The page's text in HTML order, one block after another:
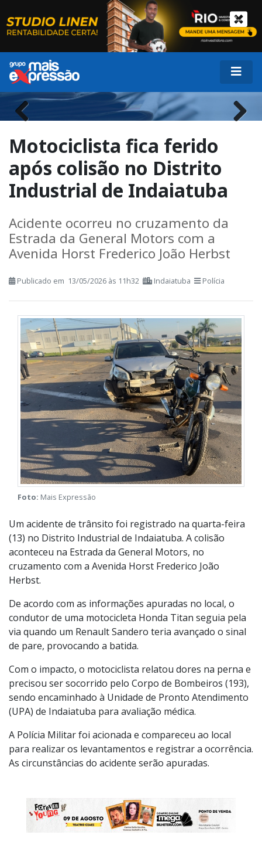
Previous
Motociclista fica ferido
após colisão no Distrito
Industrial de Indaiatuba
Acidente ocorreu no cruzamento da
Estrada da General Motors com a
Avenida Horst Frederico João Herbst
Publicado em 13/05/2026 às 11h32 Indaiatuba Polícia
Foto: Mais Expressão
Um acidente de trânsito foi registrado na quarta-feira
(13) no Distrito Industrial de Indaiatuba. A colisão
aconteceu na Estrada da General Motors, no
cruzamento com a Avenida Horst Frederico João
Herbst.
De acordo com as informações apuradas no local, o
condutor de uma motocicleta Honda Titan seguia pela
via quando um Renault Sandero teria avançado o sinal
de pare, provocando a batida.
Com o impacto, o motociclista relatou dores na perna e
precisou ser socorrido pelo Corpo de Bombeiros (193),
sendo encaminhado à Unidade de Pronto Atendimento
(UPA) de Indaiatuba para avaliação médica.
A Polícia Militar foi acionada e compareceu ao local
para realizar os levantamentos e registrar a ocorrência.
As circunstâncias do acidente serão apuradas.